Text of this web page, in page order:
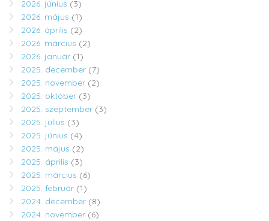
2026. június (3)
2026. május (1)
2026. április (2)
2026. március (2)
2026. január (1)
2025. december (7)
2025. november (2)
2025. október (3)
2025. szeptember (3)
2025. július (3)
2025. június (4)
2025. május (2)
2025. április (3)
2025. március (6)
2025. február (1)
2024. december (8)
2024. november (6)